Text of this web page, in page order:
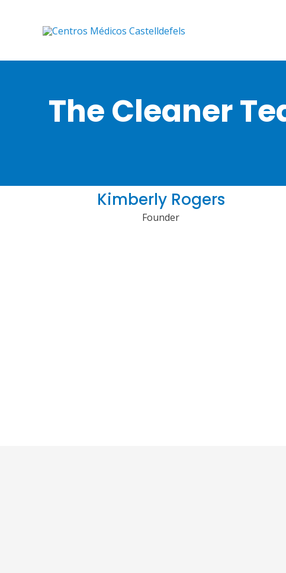
The Cleaner
Kimberly Rogers
Founder